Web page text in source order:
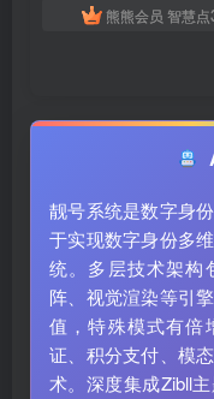
熊熊会员 智慧点
靓号系统是数字身
于实现数字身份多
统。多层技术架构
阵、视觉渲染等引
值，特殊模式有倍
证、积分支付、模
术。深度集成Zibll